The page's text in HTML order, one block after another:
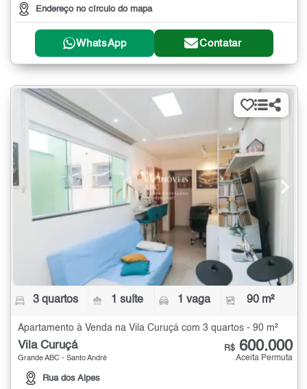
Endereço no círculo do mapa
WhatsApp Contatar
3 quartos 1 suíte 1 vaga 90 m²
Apartamento à Venda na Vila Curuçá com 3 quartos - 90 m²
Vila Curuçá
Grande ABC - Santo André
Rua dos Alpes
R$ 600.000
Aceita Permuta